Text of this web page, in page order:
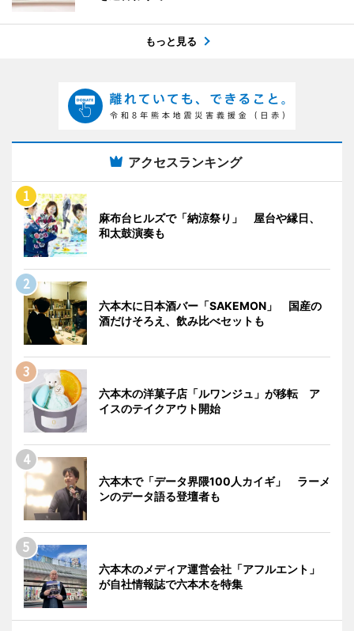
もっと見る
アクセスランキング
麻布台ヒルズで「納涼祭り」 屋台や縁日、
和太鼓演奏も
六本木に日本酒バー「SAKEMON」 国産の
酒だけそろえ、飲み比べセットも
六本木の洋菓子店「ルワンジュ」が移転 ア
イスのテイクアウト開始
六本木で「データ界隈100人カイギ」 ラーメ
ンのデータ語る登壇者も
六本木のメディア運営会社「アフルエント」
が自社情報誌で六本木を特集